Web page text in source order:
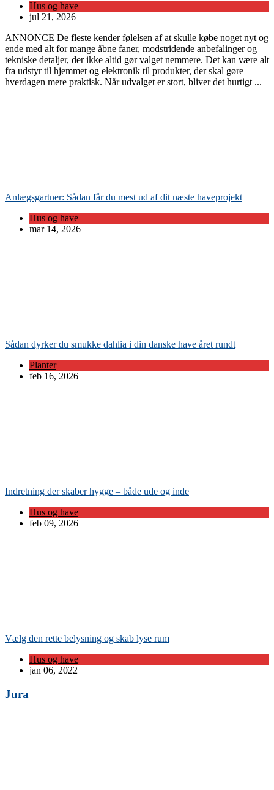
Hus og have
jul 21, 2026
ANNONCE De fleste kender følelsen af at skulle købe noget nyt og
ende med alt for mange åbne faner, modstridende anbefalinger og
tekniske detaljer, der ikke altid gør valget nemmere. Det kan være alt
fra udstyr til hjemmet og elektronik til produkter, der skal gøre
hverdagen mere praktisk. Når udvalget er stort, bliver det hurtigt ...
Anlægsgartner: Sådan får du mest ud af dit næste haveprojekt
Hus og have
mar 14, 2026
Sådan dyrker du smukke dahlia i din danske have året rundt
Planter
feb 16, 2026
Indretning der skaber hygge – både ude og inde
Hus og have
feb 09, 2026
Vælg den rette belysning og skab lyse rum
Hus og have
jan 06, 2022
Jura